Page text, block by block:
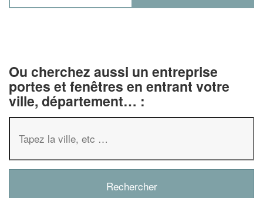
Ou cherchez aussi un entreprise
portes et fenêtres en entrant votre
ville, département… :